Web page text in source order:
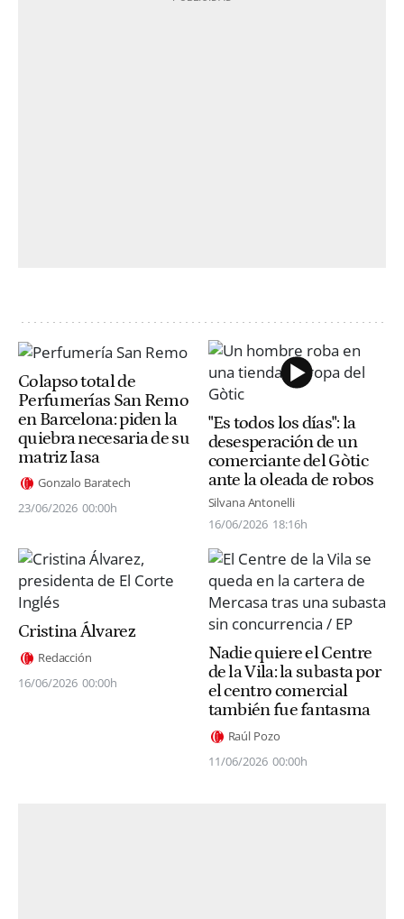
Colapso total de
Perfumerías San Remo
en Barcelona: piden la
quiebra necesaria de su
matriz Iasa
Gonzalo Baratech
23/06/2026 00:00h
"Es todos los días": la
desesperación de un
comerciante del Gòtic
ante la oleada de robos
Silvana Antonelli
16/06/2026 18:16h
Cristina Álvarez
Redacción
16/06/2026 00:00h
Nadie quiere el Centre
de la Vila: la subasta por
el centro comercial
también fue fantasma
Raúl Pozo
11/06/2026 00:00h